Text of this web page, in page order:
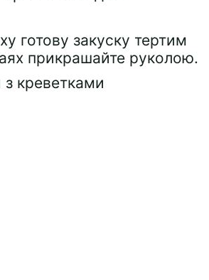
готову закуску тертим
прикрашайте руколою.